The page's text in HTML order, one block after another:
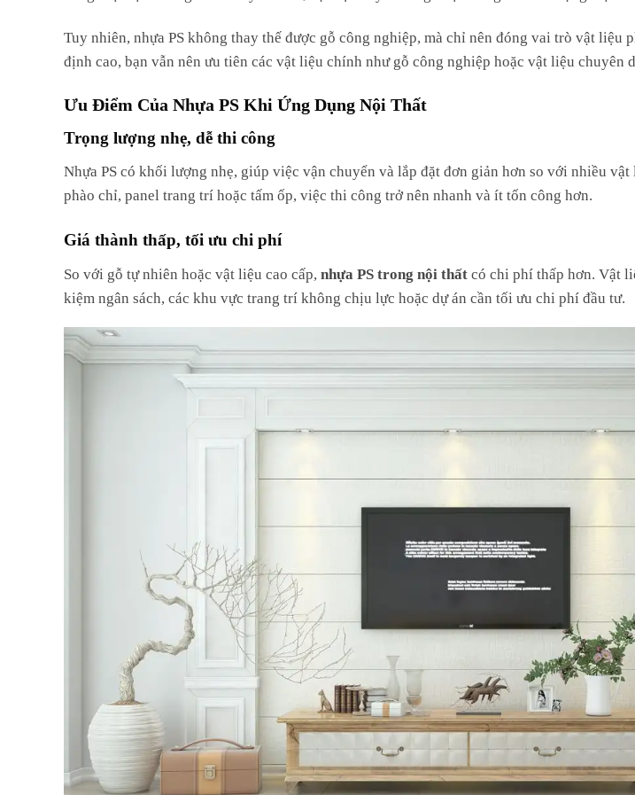
Tuy nhiên, nhựa PS không thay thế được gỗ công nghiệp, mà chỉ nên đóng vai trò vật liệu
định cao, bạn vẫn nên ưu tiên các vật liệu chính như gỗ công nghiệp hoặc vật liệu chuyên
Ưu Điểm Của Nhựa PS Khi Ứng Dụng Nội Thất
Trọng lượng nhẹ, dễ thi công
Nhựa PS có khối lượng nhẹ, giúp việc vận chuyển và lắp đặt đơn giản hơn so với nhiều
phào chỉ, panel trang trí hoặc tấm ốp, việc thi công trở nên nhanh và ít tốn công hơn.
Giá thành thấp, tối ưu chi phí
So với gỗ tự nhiên hoặc vật liệu cao cấp, nhựa PS trong nội thất có chi phí thấp hơn. Vật
kiệm ngân sách, các khu vực trang trí không chịu lực hoặc dự án cần tối ưu chi phí đầu tư.